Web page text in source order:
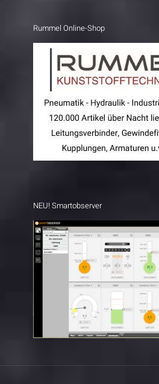
Rummel Online-Shop
NEU! Smartobserver